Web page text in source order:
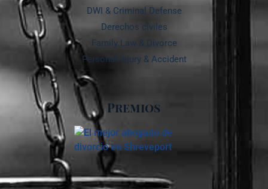
DWI & Criminal Defense
Derechos civiles
Family Law & Divorce
Personal Injury & Accident
Premios